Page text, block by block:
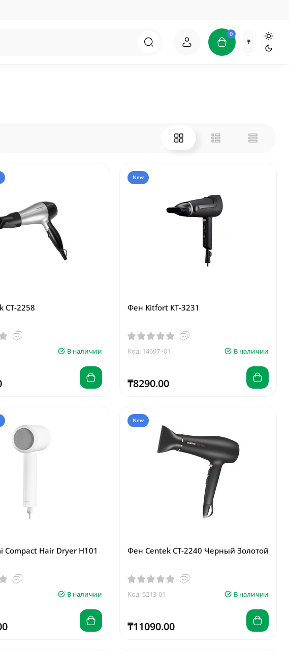
0
₸
CT-2258
В наличии
New
Фен Kitfort КТ-3231
Код: 14697~01 В наличии
₸8290.00
Compact Hair Dryer H101
В наличии
New
Фен Centek CT-2240 Черный Золотой
Код: 5213-01 В наличии
₸11090.00